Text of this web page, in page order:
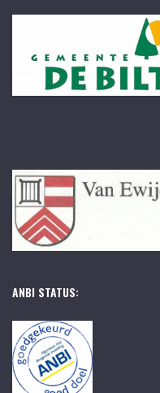
ANBI STATUS: